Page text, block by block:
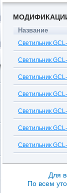
Название
Светильник
Светильник
Светильник
Светильник
Светильник
Светильник
Светильник
Для
По всем